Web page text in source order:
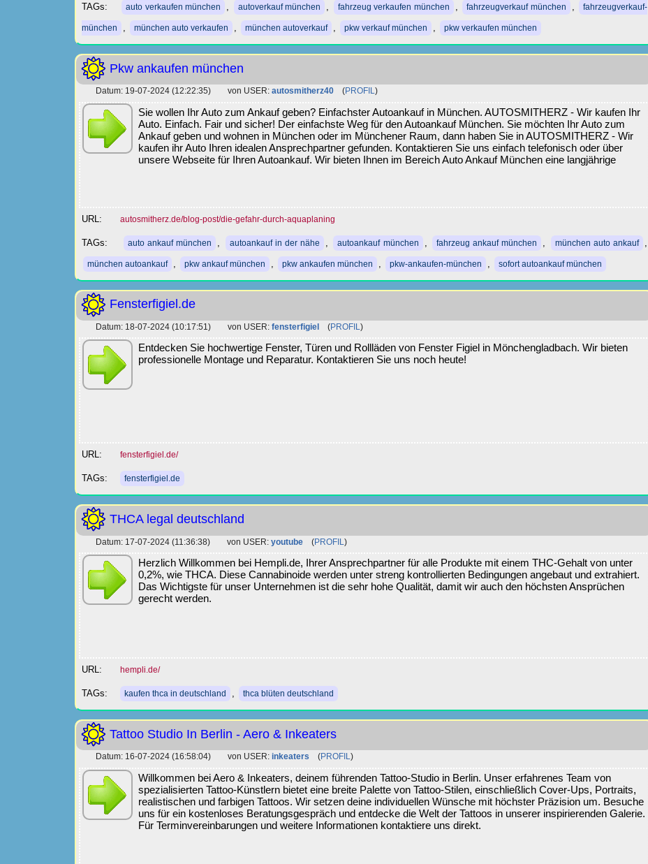
TAGs: auto verkaufen münchen autoverkauf münchen fahrzeug verkaufen münchen fahrzeugverkauf münchen fahrzeugverkauf-
münchen münchen auto verkaufen münchen autoverkauf pkw verkauf münchen pkw verkaufen münchen
Pkw ankaufen münchen
Datum: 19-07-2024 (12:22:35) von USER: autosmitherz40 (PROFIL)
Sie wollen Ihr Auto zum Ankauf geben? Einfachster Autoankauf in München. AUTOSMITHERZ - Wir kaufen Ihr
Auto. Einfach. Fair und sicher! Der einfachste Weg für den Autoankauf München. Sie möchten Ihr Auto zum
Ankauf geben und wohnen in München oder im Münchener Raum, dann haben Sie in AUTOSMITHERZ - Wir
kaufen ihr Auto Ihren idealen Ansprechpartner gefunden. Kontaktieren Sie uns einfach telefonisch oder über
unsere Webseite für Ihren Autoankauf. Wir bieten Ihnen im Bereich Auto Ankauf München eine langjährige
URL: autosmitherz.de/blog-post/die-gefahr-durch-aquaplaning
TAGs: auto ankauf münchen autoankauf in der nähe autoankauf münchen fahrzeug ankauf münchen münchen auto ankauf
münchen autoankauf pkw ankauf münchen pkw ankaufen münchen pkw-ankaufen-münchen sofort autoankauf münchen
Fensterfigiel.de
Datum: 18-07-2024 (10:17:51) von USER: fensterfigiel (PROFIL)
Entdecken Sie hochwertige Fenster, Türen und Rollläden von Fenster Figiel in Mönchengladbach. Wir bieten
professionelle Montage und Reparatur. Kontaktieren Sie uns noch heute!
URL: fensterfigiel.de/
TAGs: fensterfigiel.de
THCA legal deutschland
Datum: 17-07-2024 (11:36:38) von USER: youtube (PROFIL )
Herzlich Willkommen bei Hempli.de, Ihrer Ansprechpartner für alle Produkte mit einem THC-Gehalt von unter
0,2%, wie THCA. Diese Cannabinoide werden unter streng kontrollierten Bedingungen angebaut und extrahiert.
Das Wichtigste für unser Unternehmen ist die sehr hohe Qualität, damit wir auch den höchsten Ansprüchen
gerecht werden.
URL: hempli.de/
TAGs: kaufen thca in deutschland , thca blüten deutschland
Tattoo Studio In Berlin - Aero & Inkeaters
Datum: 16-07-2024 (16:58:04) von USER: inkeaters (PROFIL)
Willkommen bei Aero & Inkeaters, deinem führenden Tattoo-Studio in Berlin. Unser erfahrenes Team von
spezialisierten Tattoo-Künstlern bietet eine breite Palette von Tattoo-Stilen, einschließlich Cover-Ups, Portraits,
realistischen und farbigen Tattoos. Wir setzen deine individuellen Wünsche mit höchster Präzision um. Besuche
uns für ein kostenloses Beratungsgespräch und entdecke die Welt der Tattoos in unserer inspirierenden Galerie.
Für Terminvereinbarungen und weitere Informationen kontaktiere uns direkt.